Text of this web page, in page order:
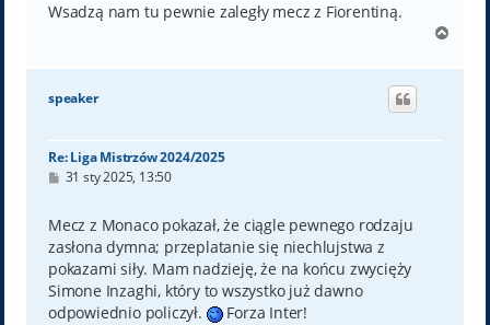
Wsadzą nam tu pewnie zaległy mecz z Fiorentiną.
g
speaker
Re: Liga Mistrzów 2024/2025
P
t
31 sty 2025, 13:50
Mecz z Monaco pokazał, że ciągle pewnego rodzaju
zasłona dymna; przeplatanie się niechlujstwa z
pokazami siły. Mam nadzieję, że na końcu zwycięży
Simone Inzaghi, który to wszystko już dawno
odpowiednio policzył.
Forza Inter!